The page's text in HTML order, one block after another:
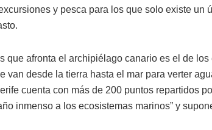
y pesca para los que solo existe un
que afronta el archipiélago canario es el de los
van desde la tierra hasta el mar para verter
cuenta con más de 200 puntos repartidos
inmenso a los ecosistemas marinos” y